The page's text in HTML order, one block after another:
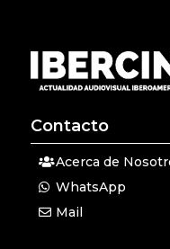
Contacto
Acerca de
WhatsApp
Mail